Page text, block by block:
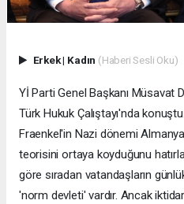
Erkek| Kadın (Haberi Sesli Oku)
Yİ Parti Genel Başkanı Müsavat
Türk Hukuk Çalıştayı'nda
Fraenkel'in Nazi dönemi
teorisini ortaya koyduğunu
göre sıradan vatandaşların
'norm devleti' vardır. Ancak